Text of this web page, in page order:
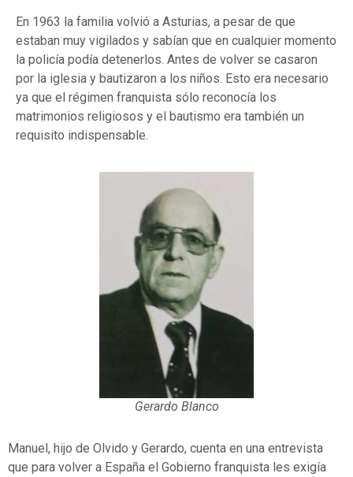
En 1963 la familia volvió a Asturias, a pesar de que
estaban muy vigilados y sabían que en cualquier momento
la policía podía detenerlos. Antes de volver se casaron
por la iglesia y bautizaron a los niños. Esto era necesario
ya que el régimen franquista sólo reconocía los
matrimonios religiosos y el bautismo era también un
requisito indispensable.
Gerardo Blanco
Manuel, hijo de Olvido y Gerardo, cuenta en una entrevista
que para volver a España el Gobierno franquista les exigía